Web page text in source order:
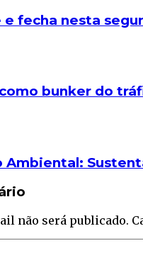
e fecha nesta
bunker do
Ambiental:
não será publicado.